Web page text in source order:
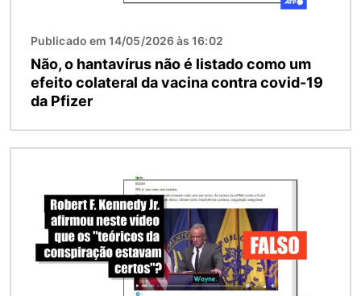
Publicado em 14/05/2026 às 16:02
Não, o hantavírus não é listado como um
efeito colateral da vacina contra covid-19
da Pfizer